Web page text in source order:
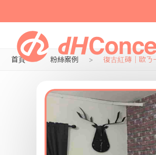
首頁 粉絲案例 復古紅磚｜歐ㄋ